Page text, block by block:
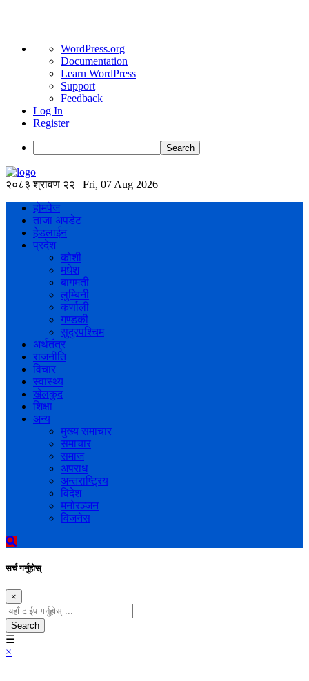
About
WordPress
WordPress.org
Documentation
Learn WordPress
Support
Feedback
Log In
Register
Search
२०८३ श्रावण २२ | Fri, 07 Aug 2026
होमपेज
ताजा अपडेट
हेडलाईन
प्रदेश
कोशी
मधेश
बागमती
लुम्बिनी
कर्णाली
गण्डकी
सुदुरपश्चिम
अर्थतंत्र
राजनीति
विचार
स्वास्थ्य
खेलकुद
शिक्षा
अन्य
मुख्य समाचार
समाचार
समाज
अपराध
अन्तराष्ट्रिय
विदेश
मनोरञ्जन
विजनेस
सर्च गर्नुहोस्
×
Search
☰
×